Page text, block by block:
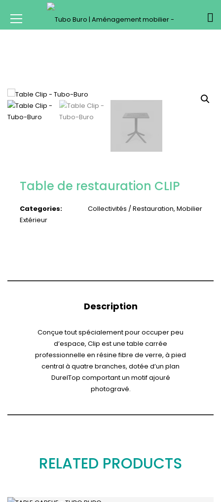
Table de restauration CLIP
Categories: Collectivités / Restauration,Mobilier
Extérieur
Description
Conçue tout spécialement pour occuper peu
d’espace, Clip est une table carrée
professionnelle en résine fibre de verre, à pied
central à quatre branches, dotée d’un plan
DurelTop comportant un motif ajouré
photogravé.
RELATED PRODUCTS